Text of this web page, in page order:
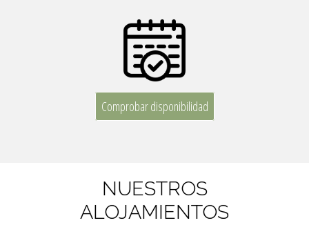
Comprobar disponibilidad
NUESTROS
ALOJAMIENTOS